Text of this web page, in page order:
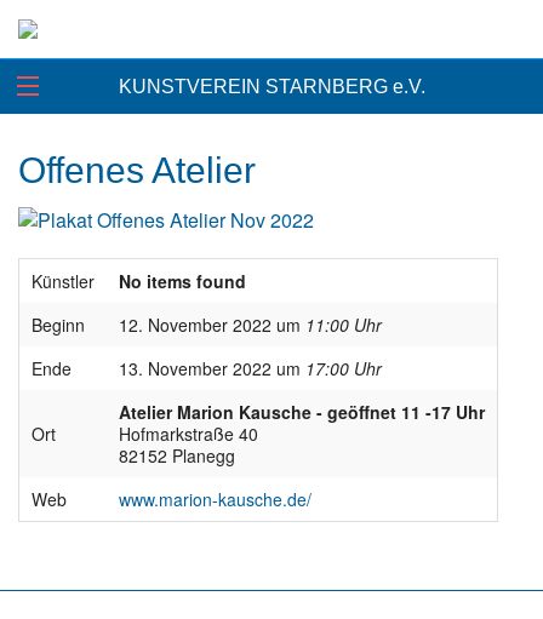
KUNSTVEREIN STARNBERG e.V.
Offenes Atelier
Künstler
No items found
Beginn
12. November 2022 um 11:00 Uhr
Ende
13. November 2022 um 17:00 Uhr
Ort
Atelier Marion Kausche - geöffnet 11 -17 Uhr
Hofmarkstraße 40
82152 Planegg
Web
www.marion-kausche.de/